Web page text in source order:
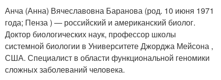
Анча (Анна) Вячеславовна Баранова (род. 10 июня 1971
года; Пенза ) — российский и американский биолог.
Доктор биологических наук, профессор школы
системной биологии в Университете Джорджа Мейсона ,
США. Специалист в области функциональной геномики
сложных заболеваний человека.